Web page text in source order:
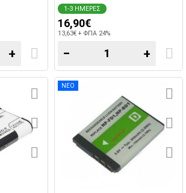
+
1-3 ΗΜΕΡΕΣ
16,90€
13,63€ + ΦΠΑ 24%
− +
ΝΕΟ